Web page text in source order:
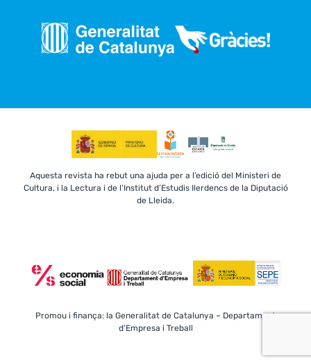
Aquesta revista ha rebut una ajuda per a l’edició del Ministeri de
Cultura, i la Lectura i de l’Institut d’Estudis Ilerdencs de la Diputació
de Lleida.
Promou i finança: la Generalitat de Catalunya – Departament
d’Empresa i Treball